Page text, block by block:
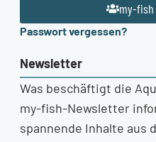
my-fish
Passwort vergessen?
Newsletter
Was beschäftigt die
my-fish-Newsletter
spannende Inhalte aus